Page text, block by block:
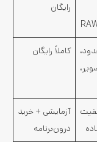
رایگان
کاملاً رایگان
آزمایشی + خرید
درون‌برنامه